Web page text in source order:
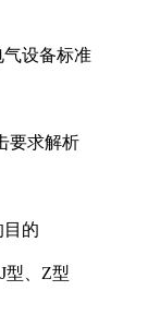
设备标准
要求解析
的
型、Z型